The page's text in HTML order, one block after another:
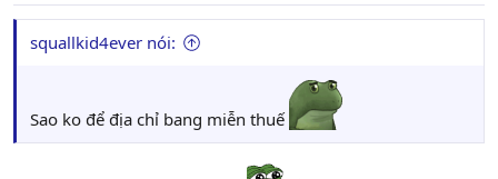
squallkid4ever nói:
Sao ko để địa chỉ bang miễn thuế